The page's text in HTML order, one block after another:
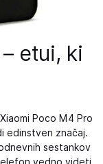
etui, ki
Poco M4 Pro
edinstven značaj.
sestankov
vedno videti